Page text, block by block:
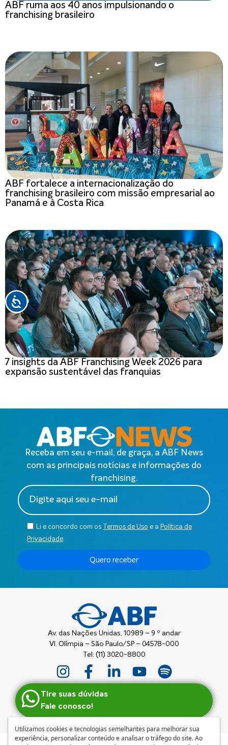
ABF ruma aos 40 anos impulsionando o
franchising brasileiro
ABF fortalece a internacionalização do
franchising brasileiro com missão empresarial ao
Panamá e à Costa Rica
7 insights da ABF Franchising Week 2026 para
expansão sustentável das franquias
Receba em seu e-mail, de graça, a ABF News
com as principais notícias e informações do
franchising.
Li e concordo com os Termos de Uso e a Política de
Privacidade.
Quero receber
Av. das Nações Unidas, 10989 – 9 º andar
Vl. Olímpia – São Paulo/SP – 04578-000
Tel: (11) 3020-8800
Tire suas dúvidas
Fale conosco!
Utilizamos cookies e tecnologias semelhantes para melhorar sua
experiência, personalizar conteúdo e analisar o tráfego do site. Ao